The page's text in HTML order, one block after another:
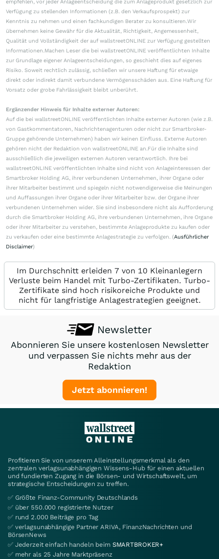
empfehlen, vor jeder Anlageentscheidung die zum Anlageprodukt gesetzlich zur
Verfügung zu stellenden Informationen (z.B. den Verkaufsprospekt) zur
Kenntnis zu nehmen und einen fachkundigen Berater zu konsultieren.Wir
übernehmen keine Gewähr für die Aktualität, Richtigkeit, Angemessenheit,
Qualität und Vollständigkeit der auf wallstreetONLINE zur Verfügung gestellten
Informationen.Machen Leser die bei wallstreetONLINE veröffentlichten Inhalte
zur Grundlage eigener Anlageentscheidungen, so geschieht dies auf eigenes
Risiko. Soweit rechtlich zulässig, schließen wir unsere Haftung für etwaige
direkt oder indirekt damit verbundene Vermögensschäden aus. Eine Haftung für
Vorsatz oder grobe Fahrlässigkeit bleibt unberührt.
Ergänzender Hinweis für Inhalte externer Autoren:
Auf die bei wallstreetONLINE veröffentlichten Inhalte externer Autoren (wie z.B.
von Gastkommentatoren, Nachrichtenagenturen oder nicht zur Smartbroker-
Gruppe gehörende Unternehmen) haben wir keinen Einfluss. Externe Autoren
gehören nicht der Redaktion von wallstreetONLINE an.Für die Inhalte sind
ausschließlich die jeweiligen externen Autoren verantwortlich. Ihre bei
wallstreetONLINE veröffentlichten Inhalte sind nicht von Anlageinteressen der
Smartbroker Holding AG, ihrer verbundenen Unternehmen, ihrer Organe oder
ihrer Mitarbeiter bestimmt und spiegeln nicht notwendigerweise die Meinungen
und Auffassungen ihrer Organe oder ihrer Mitarbeiter bzw. der Organe ihrer
verbundenen Unternehmen wider. Sie sind insbesondere nicht als Aufforderung
durch die Smartbroker Holding AG, ihre verbundenen Unternehmen, ihre Organe
oder ihrer Mitarbeiter zu verstehen, bestimmte Anlageprodukte zu kaufen oder
zu verkaufen oder eine bestimmte Anlagestrategie zu verfolgen. (Ausführlicher
Disclaimer)
Im Durchschnitt erleiden 7 von 10 Kleinanlegern
Verluste beim Handel mit Turbo-Zertifikaten. Turbo-
Zertifikate sind hoch risikoreiche Produkte und
nicht für langfristige Anlagestrategien geeignet.
Newsletter
Abonnieren Sie unsere kostenlosen Newsletter
und verpassen Sie nichts mehr aus der
Redaktion
Jetzt abonnieren!
Profitieren Sie von unserem Alleinstellungsmerkmal als den
zentralen verlagsunabhängigen Wissens-Hub für einen aktuellen
und fundierten Zugang in die Börsen- und Wirtschaftswelt, um
strategische Entscheidungen zu treffen.
✅ Größte Finanz-Community Deutschlands
✅ über 550.000 registrierte Nutzer
✅ rund 2.000 Beiträge pro Tag
✅ verlagsunabhängige Partner ARIVA, FinanzNachrichten und
BörsenNews
✅ Jederzeit einfach handeln beim SMARTBROKER+
✅ mehr als 25 Jahre Marktpräsenz